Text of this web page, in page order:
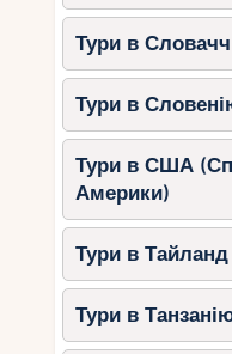
Тури в
Тури в
Тури в США
Америки)
Тури в Тайланд
Тури в